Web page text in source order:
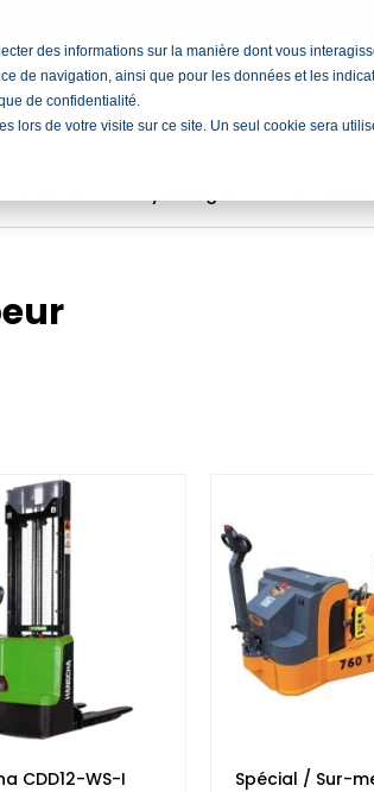
des informations sur la manière dont vous
de navigation, ainsi que pour les données et les
de confidentialité.
lors de votre visite sur ce site. Un seul cookie sera
CDD12-WS-I
Spécial / Sur-